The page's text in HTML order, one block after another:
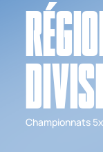
Championnats